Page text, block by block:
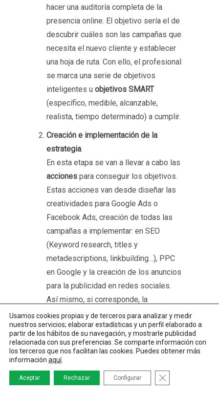
hacer una auditoría completa de la
presencia online. El objetivo sería el de
descubrir cuáles son las campañas que
necesita el nuevo cliente y establecer
una hoja de ruta. Con ello, el profesional
se marca una serie de objetivos
inteligentes u objetivos SMART
(específico, medible, alcanzable,
realista, tiempo determinado) a cumplir.
Creación e implementación de la
estrategia.
En esta etapa se van a llevar a cabo las
accionespara conseguir los objetivos.
Estas acciones van desde diseñar las
creatividades para Google Ads o
Facebook Ads, creación de todas las
campañas a implementar: en SEO
(Keyword research, titles y
metadescriptions, linkbuilding…), PPC
en Google y la creación de los anuncios
para la publicidad en redes sociales.
Así mismo, si corresponde, la
implementación de la estrategia de
contenidos en Social Media junto con el
community manager.
Monitorización y optimización.
Se debe hacer un seguimiento continuo
de las campañas y optimizarlas para
Usamos cookies propias y de terceros para analizar y medir
nuestros servicios; elaborar estadísticas y un perfil elaborado a
partir de los hábitos de su navegación, y mostrarle publicidad
relacionada con sus preferencias. Se comparte información con
los terceros que nos facilitan las cookies. Puedes obtener más
información aquí.
Aceptar Rechazar Configurar CERRAR EL